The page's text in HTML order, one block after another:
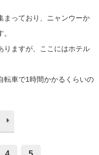
まっており、ニャンウーか
りますが、ここにはホテル
転車で1時間かかるくらいの
4 5